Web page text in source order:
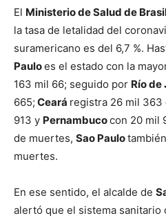
El Ministerio de Salud de
la tasa de letalidad del
suramericano es del 6,7 %.
Pauloes el estado con la
163 mil 66; seguido por Río de
665; Ceará registra 26 mil 363
913 y Pernambucocon 20 mil
de muertes, Sao Paulo
muertes.
En ese sentido, el alcalde de
alertó que el sistema sanitario